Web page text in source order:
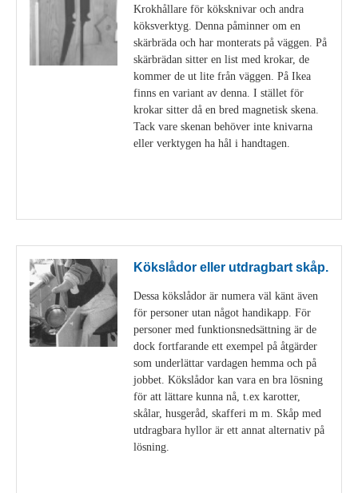
Krokhållare för köksknivar och andra
köksverktyg. Denna påminner om en
skärbräda och har monterats på väggen. På
skärbrädan sitter en list med krokar, de
kommer de ut lite från väggen. På Ikea
finns en variant av denna. I stället för
krokar sitter då en bred magnetisk skena.
Tack vare skenan behöver inte knivarna
eller verktygen ha hål i handtagen.
Kökslådor eller utdragbart skåp.
Dessa kökslådor är numera väl känt även
för personer utan något handikapp. För
personer med funktionsnedsättning är de
dock fortfarande ett exempel på åtgärder
som underlättar vardagen hemma och på
jobbet. Kökslådor kan vara en bra lösning
för att lättare kunna nå, t.ex karotter,
skålar, husgeråd, skafferi m m. Skåp med
utdragbara hyllor är ett annat alternativ på
lösning.